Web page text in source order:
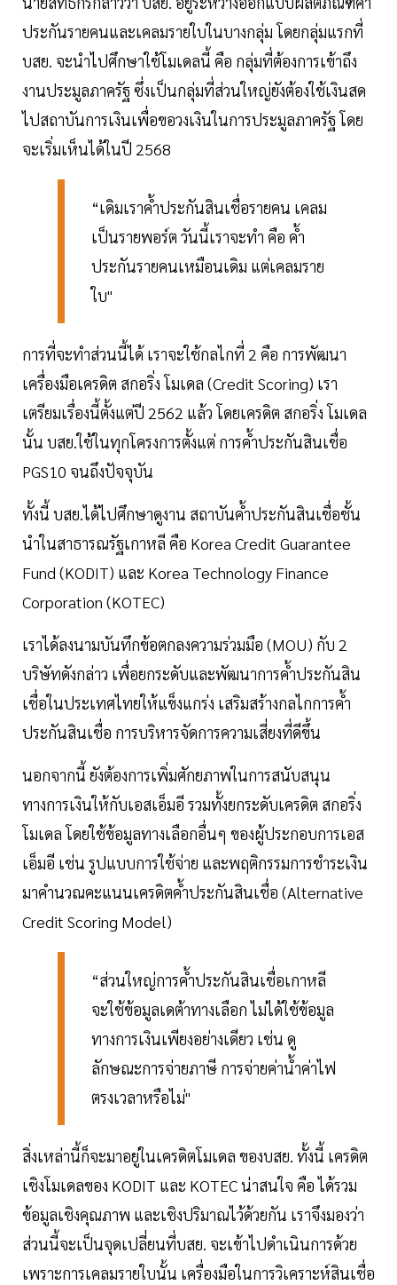
ประกันรายคนและเคลมรายใบในบางกลุ่ม โดยกลุ่มแรกที่
บสย. จะนำไปศึกษาใช้โมเดลนี้ คือ กลุ่มที่ต้องการเข้าถึง
งานประมูลภาครัฐ ซึ่งเป็นกลุ่มที่ส่วนใหญ่ยังต้องใช้เงินสด
ไปสถาบันการเงินเพื่อขอวงเงินในการประมูลภาครัฐ โดย
จะเริ่มเห็นได้ในปี 2568
“เดิมเราค้ำประกันสินเชื่อรายคน เคลม
เป็นรายพอร์ต วันนี้เราจะทำ คือ ค้ำ
ประกันรายคนเหมือนเดิม แต่เคลมราย
ใบ"
การที่จะทำส่วนนี้ได้ เราจะใช้กลไกที่ 2 คือ การพัฒนา
เครื่องมือเครดิต สกอริ่ง โมเดล (Credit Scoring) เรา
เตรียมเรื่องนี้ตั้งแต่ปี 2562 แล้ว โดยเครดิต สกอริ่ง โมเดล
นั้น บสย.ใช้ในทุกโครงการตั้งแต่ การค้ำประกันสินเชื่อ
PGS10 จนถึงปัจจุบัน
ทั้งนี้ บสย.ได้ไปศึกษาดูงาน สถาบันค้ำประกันสินเชื่อชั้น
นำในสาธารณรัฐเกาหลี คือ Korea Credit Guarantee
Fund (KODIT) และ Korea Technology Finance
Corporation (KOTEC)
เราได้ลงนามบันทึกข้อตกลงความร่วมมือ (MOU) กับ 2
บริษัทดังกล่าว เพื่อยกระดับและพัฒนาการค้ำประกันสิน
เชื่อในประเทศไทยให้แข็งแกร่ง เสริมสร้างกลไกการค้ำ
ประกันสินเชื่อ การบริหารจัดการความเสี่ยงที่ดีขึ้น
นอกจากนี้ ยังต้องการเพิ่มศักยภาพในการสนับสนุน
ทางการเงินให้กับเอสเอ็มอี รวมทั้งยกระดับเครดิต สกอริ่ง
โมเดล โดยใช้ข้อมูลทางเลือกอื่นๆ ของผู้ประกอบการเอส
เอ็มอี เช่น รูปแบบการใช้จ่าย และพฤติกรรมการชำระเงิน
มาคำนวณคะแนนเครดิตค้ำประกันสินเชื่อ (Alternative
Credit Scoring Model)
“ส่วนใหญ่การค้ำประกันสินเชื่อเกาหลี
จะใช้ข้อมูลเดต้าทางเลือก ไม่ได้ใช้ข้อมูล
ทางการเงินเพียงอย่างเดียว เช่น ดู
ลักษณะการจ่ายภาษี การจ่ายค่าน้ำค่าไฟ
ตรงเวลาหรือไม่"
สิ่งเหล่านี้ก็จะมาอยู่ในเครดิตโมเดล ของบสย. ทั้งนี้ เครดิต
เชิงโมเดลของ KODIT และ KOTEC น่าสนใจ คือ ได้รวม
ข้อมูลเชิงคุณภาพ และเชิงปริมาณไว้ด้วยกัน เราจึงมองว่า
ส่วนนี้จะเป็นจุดเปลี่ยนที่บสย. จะเข้าไปดำเนินการด้วย
เพราะการเคลมรายใบนั้น เครื่องมือในการวิเคราะห์สินเชื่อ